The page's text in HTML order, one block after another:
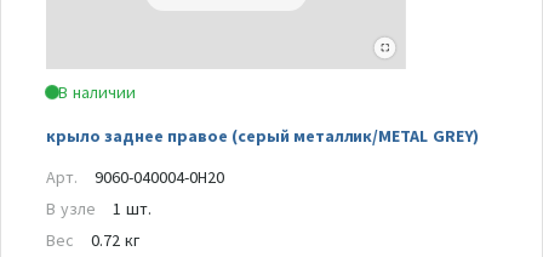
В наличии
крыло заднее правое (серый металлик/METAL GREY)
Арт.
9060-040004-0H20
В узле
1 шт.
Вес
0.72 кг